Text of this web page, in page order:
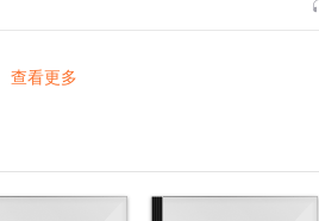
查看更多